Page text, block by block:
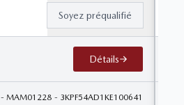
Soyez préqualifié
Détails
- MAM01228 - 3KPF54AD1KE100641